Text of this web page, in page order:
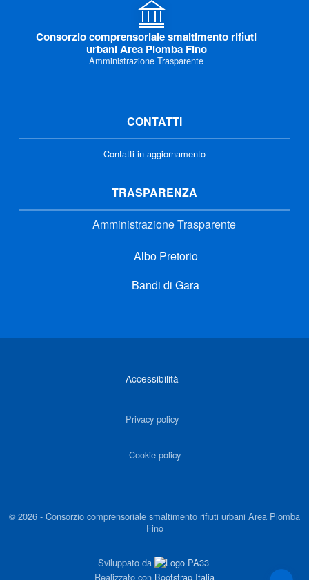
Consorzio comprensoriale smaltimento rifiuti
urbani Area Piomba Fino
Amministrazione Trasparente
CONTATTI
Contatti in aggiornamento
TRASPARENZA
Amministrazione Trasparente
Albo Pretorio
Bandi di Gara
Accessibilità
Privacy policy
Cookie policy
©2026 - Consorzio comprensoriale smaltimento rifiuti urbani Area Piomba
Fino
Sviluppato da
Realizzato con Bootstrap Italia